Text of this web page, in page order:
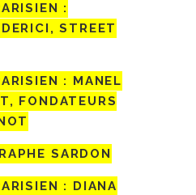
:
STREET
: MANEL
FONDATEURS
SARDON
: DIANA